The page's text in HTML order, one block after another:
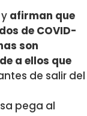
afirman que
de COVID-
son
a ellos que
de salir del
pega al